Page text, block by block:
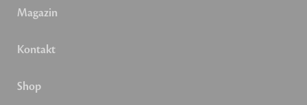
Magazin
Kontakt
Shop